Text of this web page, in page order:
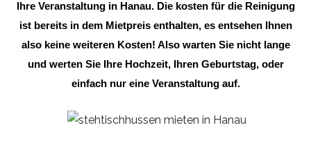
Ihre Veranstaltung in Hanau. Die kosten für die Reinigung
ist bereits in dem Mietpreis enthalten, es entsehen Ihnen
also keine weiteren Kosten! Also warten Sie nicht lange
und werten Sie Ihre Hochzeit, Ihren Geburtstag, oder
einfach nur eine Veranstaltung auf.